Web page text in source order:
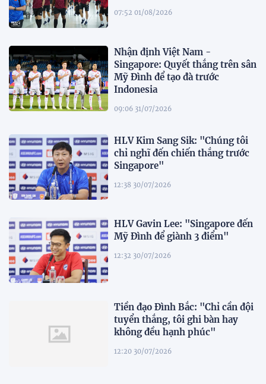
07:52 01/08/2026
Nhận định Việt Nam -
Singapore: Quyết thắng trên sân
Mỹ Đình để tạo đà trước
Indonesia
09:06 31/07/2026
HLV Kim Sang Sik: "Chúng tôi
chỉ nghĩ đến chiến thắng trước
Singapore"
12:38 30/07/2026
HLV Gavin Lee: "Singapore đến
Mỹ Đình để giành 3 điểm"
12:32 30/07/2026
Tiền đạo Đình Bắc: "Chỉ cần đội
tuyển thắng, tôi ghi bàn hay
không đều hạnh phúc"
12:20 30/07/2026